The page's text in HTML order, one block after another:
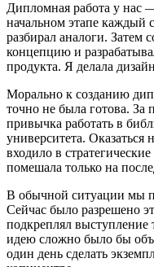
Дипломная работа у нас
начальном этапе каждый
разбирал аналоги. Затем
концепцию и
продукта. Я делала
Морально к созданию
точно не была готова. За
привычка работать в
университета. Оказаться
входило в
помешала только на
В обычной ситуации мы
Сейчас было разрешено
подкреплял
идею сложно было бы
один день сделать